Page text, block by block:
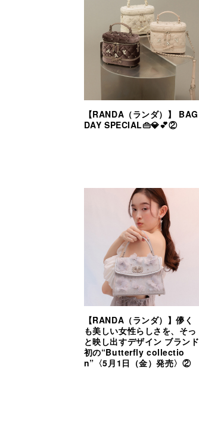
【RANDA（ランダ）】 BAG
DAY SPECIAL👜💎💕②
【RANDA（ランダ）】儚く
も美しい女性らしさを、そっ
と映し出すデザイン ブランド
初の“Butterfly collectio
n”〈5月1日（金）発売〉②